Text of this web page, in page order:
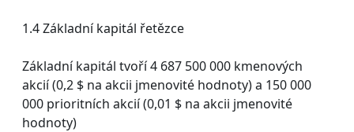
1.4 Základní kapitál řetězce
Základní kapitál tvoří 4 687 500 000 kmenových
akcií (0,2 $ na akcii jmenovité hodnoty) a 150 000
000 prioritních akcií (0,01 $ na akcii jmenovité
hodnoty)